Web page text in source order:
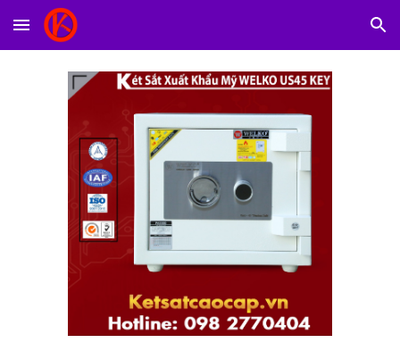
Skip to main content Skip to navigation